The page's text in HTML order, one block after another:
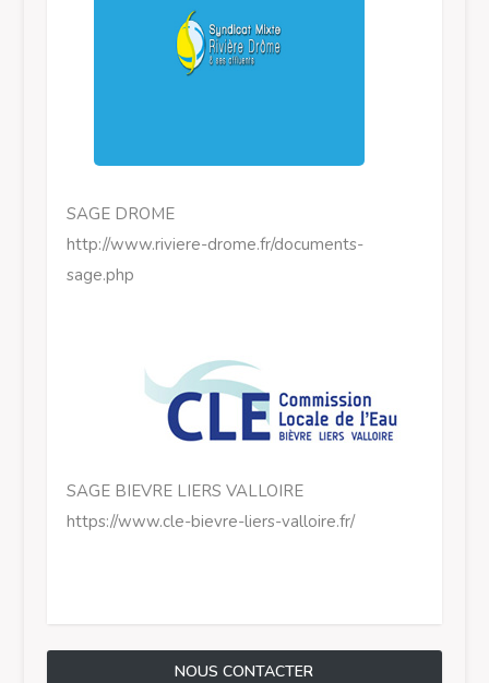
SAGE DROME
http://www.riviere-drome.fr/documents-
sage.php
SAGE BIEVRE LIERS VALLOIRE
https://www.cle-bievre-liers-valloire.fr/
NOUS CONTACTER